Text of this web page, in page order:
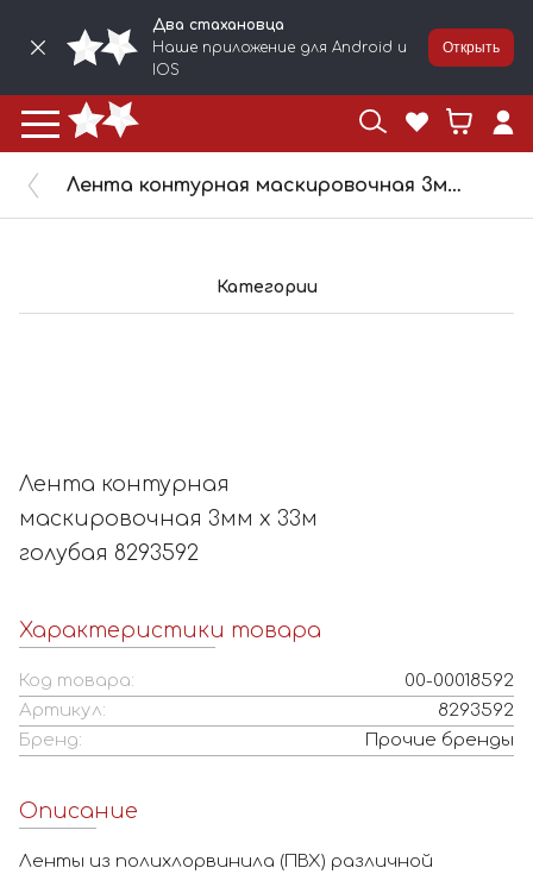
Два стахановца
Наше приложение для Android и
IOS
Открыть
Лента контурная маскировочная 3мм х 33м голубая 8293592
Категории
Лента контурная
маскировочная 3мм х 33м
голубая 8293592
Характеристики товара
Код товара:
00-00018592
Артикул:
8293592
Бренд:
Прочие бренды
Описание
Ленты из полихлорвинила (ПВХ) различной